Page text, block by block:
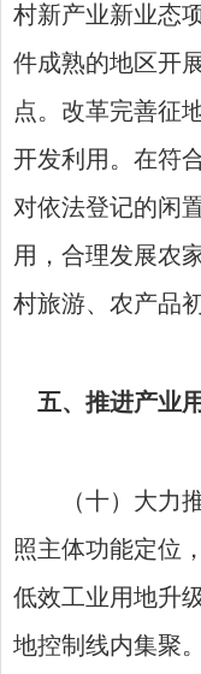
村新产业新业态
件成熟的地区开
点。改革完善征
开发利用。在符
对依法登记的闲
用，合理发展农
村旅游、农产品
五、推进产业
（十）大力推
照主体功能定位
低效工业用地升
地控制线内集聚